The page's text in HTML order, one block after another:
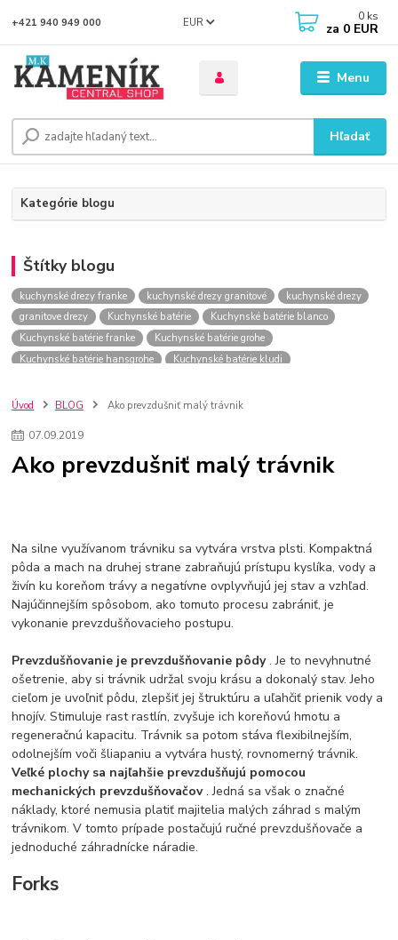
Menu
EUR
Hľadať
+421 940 949 000 0 ks
za 0 EUR
Kategórie blogu
Štítky blogu
kuchynské drezy franke kuchynské drezy granitové
kuchynské drezy
granitove drezy
Kuchynské batérie
Kuchynské batérie blanco
Kuchynské batérie franke
Kuchynské batérie grohe
Kuchynské batérie hansgrohe
Kuchynské batérie kludi
kuchynské batérie sagittarius
kuchynské batérie
kuchynské drezy sety
kúpelňové batérie
vodovodné batérie do kúpelne kuchynske
Umývadlá
Rohové umývadlá
Zlaté umývadlá
Zápustné umývadlá
sprchový záves
vodovodná batéria
čierna kúpelňová batéria
vaňa retro
voľne stojaca vaňa
retro kúpeľne
Nákup tovaru pre firmy bez DPH
szco nakup bez dph nakupovanie na firmu bez dph
nákup bez dph v eu ň
Úvod BLOG Ako prevzdušniť malý trávnik
07.09.2019
Ako prevzdušniť malý trávnik
Na silne využívanom trávniku sa vytvára vrstva plsti. Kompaktná
pôda a mach na druhej strane zabraňujú prístupu kyslíka, vody a
živín ku koreňom trávy a negatívne ovplyvňujú jej stav a vzhľad.
Najúčinnejším spôsobom, ako tomuto procesu zabrániť, je
vykonanie prevzdušňovacieho postupu.
Prevzdušňovanie je prevzdušňovanie pôdy. Je to nevyhnutné
ošetrenie, aby si trávnik udržal svoju krásu a dokonalý stav. Jeho
cieľom je uvoľniť pôdu, zlepšiť jej štruktúru a uľahčiť prienik vody a
hnojív. Stimuluje rast rastlín, zvyšuje ich koreňovú hmotu a
regeneračnú kapacitu. Trávnik sa potom stáva flexibilnejším,
odolnejším voči šliapaniu a vytvára hustý, rovnomerný trávnik.
Veľké plochy sa najľahšie prevzdušňujú pomocou
mechanických prevzdušňovačov. Jedná sa však o značné
náklady, ktoré nemusia platiť majitelia malých záhrad s malým
trávnikom. V tomto prípade postačujú ručné prevzdušňovače a
jednoduché záhradnícke náradie.
Forks